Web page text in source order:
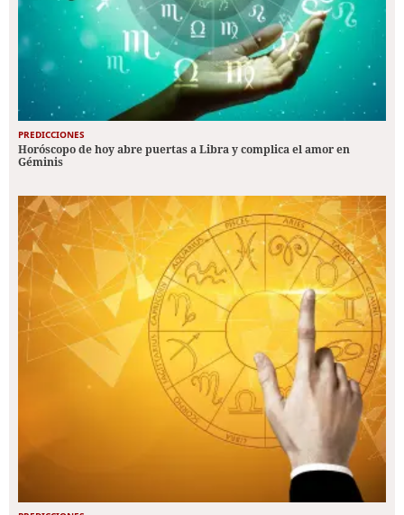
PREDICCIONES
Horóscopo de hoy abre puertas a Libra y complica el amor en
Géminis